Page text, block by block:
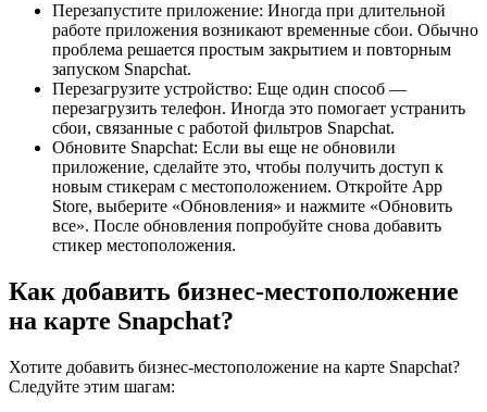
Перезапустите приложение: Иногда при длительной
работе приложения возникают временные сбои. Обычно
проблема решается простым закрытием и повторным
запуском Snapchat.
Перезагрузите устройство: Еще один способ —
перезагрузить телефон. Иногда это помогает устранить
сбои, связанные с работой фильтров Snapchat.
Обновите Snapchat: Если вы еще не обновили
приложение, сделайте это, чтобы получить доступ к
новым стикерам с местоположением. Откройте App
Store, выберите «Обновления» и нажмите «Обновить
все». После обновления попробуйте снова добавить
стикер местоположения.
Как добавить бизнес-местоположение
на карте Snapchat?
Хотите добавить бизнес-местоположение на карте Snapchat?
Следуйте этим шагам: